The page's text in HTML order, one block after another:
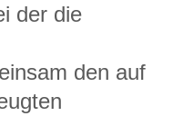
der die
den auf